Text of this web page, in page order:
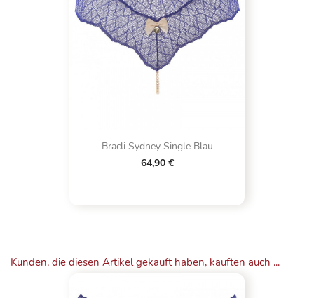
Bracli Sydney Single Blau
64,90 €
Kunden, die diesen Artikel gekauft haben, kauften auch ...